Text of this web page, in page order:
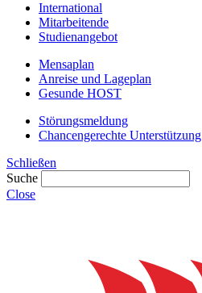
International
Mitarbeitende
Studienangebot
Mensaplan
Anreise und Lageplan
Gesunde HOST
Störungsmeldung
Chancengerechte Unterstützung
Schließen
Suche
Close